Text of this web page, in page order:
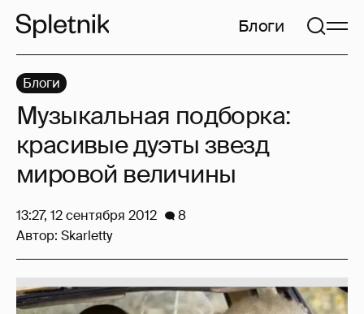
Блоги
Блоги
Музыкальная подборка:
красивые дуэты звезд
мировой величины
13:27, 12 сентября 2012
8
Автор: Skarletty